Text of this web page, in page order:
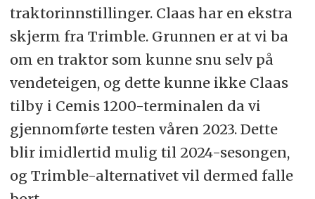
traktorinnstillinger. Claas har en ekstra
skjerm fra Trimble. Grunnen er at vi ba
om en traktor som kunne snu selv på
vendeteigen, og dette kunne ikke Claas
tilby i Cemis 1200-terminalen da vi
gjennomførte testen våren 2023. Dette
blir imidlertid mulig til 2024-sesongen,
og Trimble-alternativet vil dermed falle